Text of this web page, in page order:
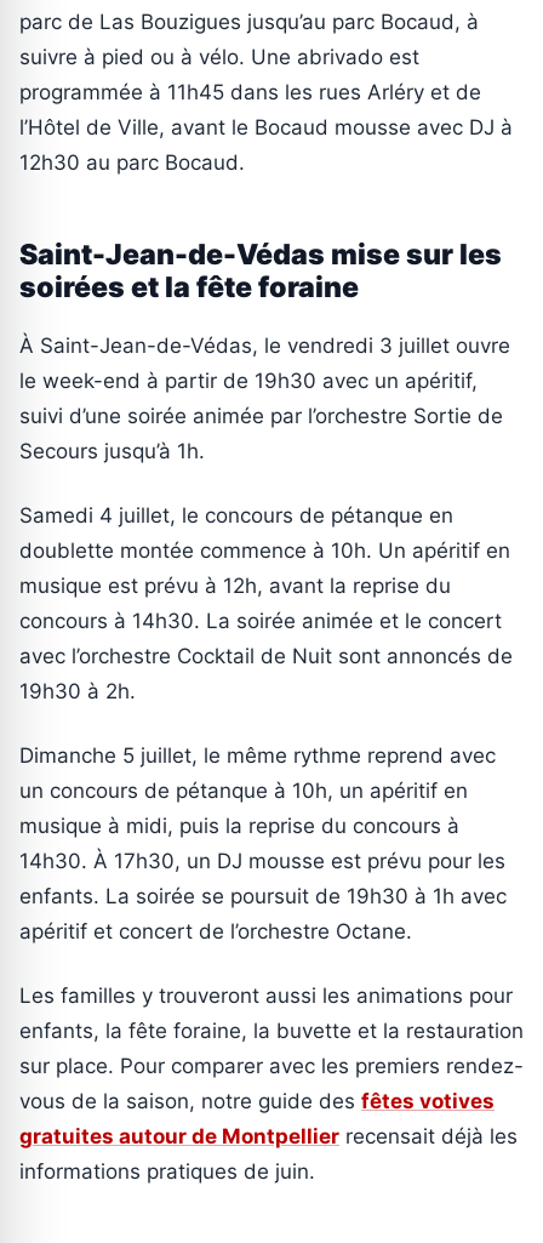
parc de Las Bouzigues jusqu’au parc Bocaud, à
suivre à pied ou à vélo. Une abrivado est
programmée à 11h45 dans les rues Arléry et de
l’Hôtel de Ville, avant le Bocaud mousse avec DJ à
12h30 au parc Bocaud.
Saint-Jean-de-Védas mise sur les
soirées et la fête foraine
À Saint-Jean-de-Védas, le vendredi 3 juillet ouvre
le week-end à partir de 19h30 avec un apéritif,
suivi d’une soirée animée par l’orchestre Sortie de
Secours jusqu’à 1h.
Samedi 4 juillet, le concours de pétanque en
doublette montée commence à 10h. Un apéritif en
musique est prévu à 12h, avant la reprise du
concours à 14h30. La soirée animée et le concert
avec l’orchestre Cocktail de Nuit sont annoncés de
19h30 à 2h.
Dimanche 5 juillet, le même rythme reprend avec
un concours de pétanque à 10h, un apéritif en
musique à midi, puis la reprise du concours à
14h30. À 17h30, un DJ mousse est prévu pour les
enfants. La soirée se poursuit de 19h30 à 1h avec
apéritif et concert de l’orchestre Octane.
Les familles y trouveront aussi les animations pour
enfants, la fête foraine, la buvette et la restauration
sur place. Pour comparer avec les premiers rendez-
vous de la saison, notre guide des fêtes votives
gratuites autour de Montpellier recensait déjà les
informations pratiques de juin.